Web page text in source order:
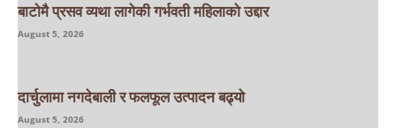
बाटाेमै प्रसव व्यथा लागेकी गर्भवती महिलाको उद्दार
August 5, 2026
दार्चुलामा नगदेबाली र फलफूल उत्पादन बढ्यो
August 5, 2026